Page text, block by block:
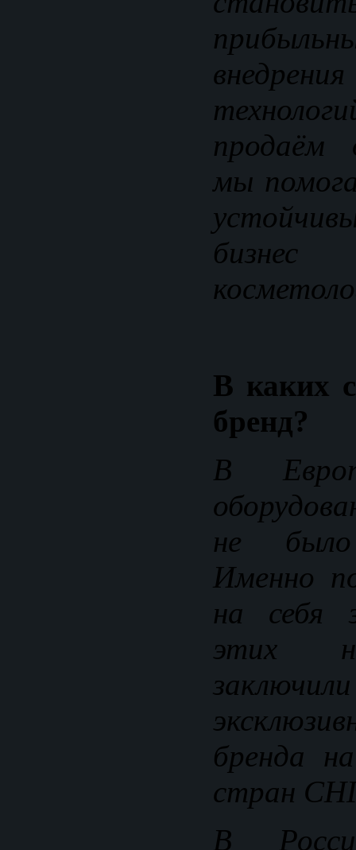
продаём
мы
В каких
бренд?
В
не было
Именно
на себя
этих
бренда
стран
В